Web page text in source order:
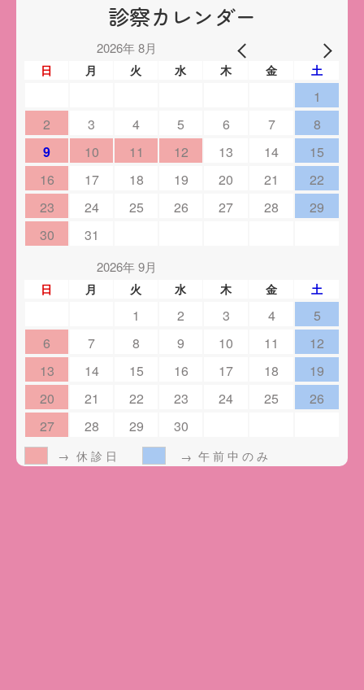
診察カレンダー
2026年 8月
日 月 火 水 木 金 土
1
2
3 4 5 6 7
8
9
10 11 12 13 14
15
16
17 18 19 20 21
22
23
24 25 26 27 28
29
30
31
2026年 9月
日 月 火 水 木 金 土
1 2 3 4
5
6
7 8 9 10 11
12
13
14 15 16 17 18
19
20
21 22 23 24 25
26
27
28 29 30
休診日 午前中のみ